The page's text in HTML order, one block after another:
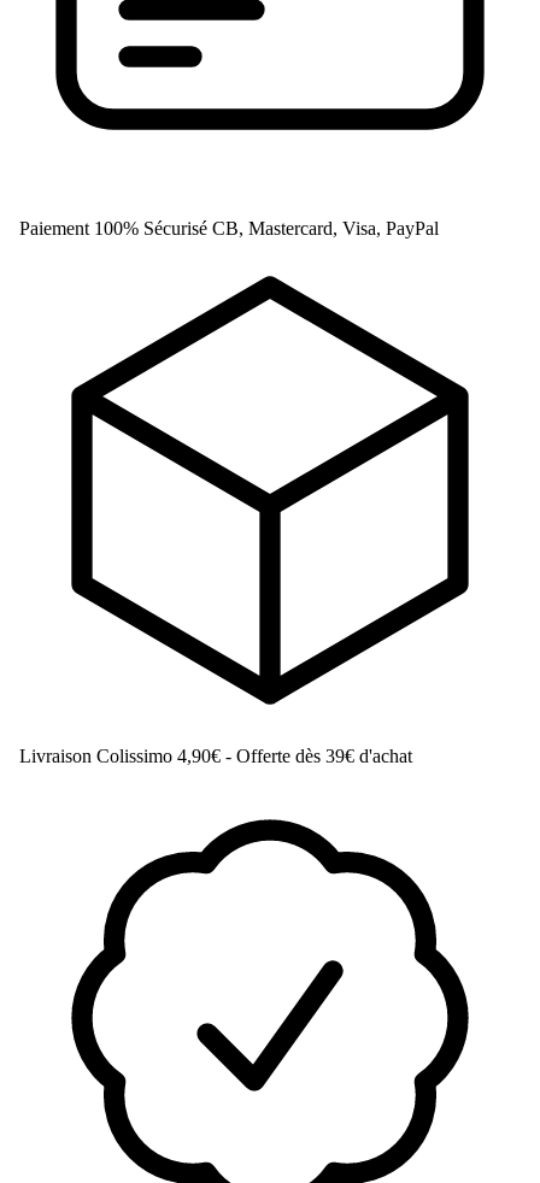
Paiement 100% Sécurisé CB, Mastercard, Visa, PayPal
Livraison Colissimo 4,90€ - Offerte dès 39€ d'achat